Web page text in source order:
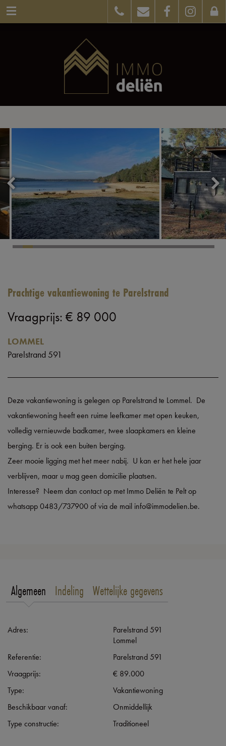
Prachtige vakantiewoning te Parelstrand
Vraagprijs: € 89 000
LOMMEL
Parelstrand 591
Deze vakantiewoning is gelegen op Parelstrand te Lommel. De
vakantiewoning heeft een ruime leefkamer met open keuken,
volledig vernieuwde badkamer, twee slaapkamers en kleine
berging. Er is ook een buiten berging.
Zeer mooie ligging met het meer nabij. U kan er het hele jaar
verblijven, maar u mag geen domicilie plaatsen.
Interesse? Neem dan contact op met Immo Deliën te Pelt op
whatsapp 0483/737900 of via de mail info@immodelien.be.
Algemeen Indeling Wettelijke gegevens
Adres:
Parelstrand 591
Lommel
Referentie:
Parelstrand 591
Vraagprijs:
€ 89.000
Type:
Vakantiewoning
Beschikbaar vanaf:
Onmiddellijk
Type constructie:
Traditioneel